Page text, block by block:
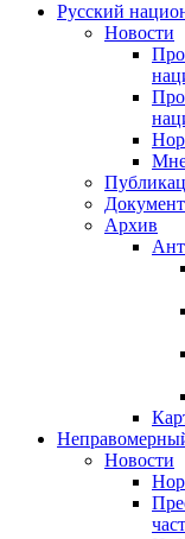
Русский
Новости
Архив
Новости